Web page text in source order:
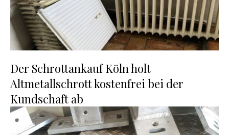
Der Schrottankauf Köln holt
Altmetallschrott kostenfrei bei der
Kundschaft ab